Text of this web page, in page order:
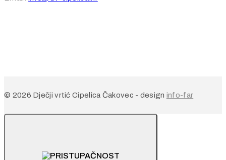
© 2026 Dječji vrtić Cipelica Čakovec - design info-far